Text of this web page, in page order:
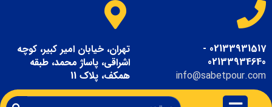
02133931517 -
02133934640
info@sabetpour.com
تهران، خیابان امیر کبیر، کوچه
اشراقی، پاساژ محمد، طبقه
همکف، پلاک 11